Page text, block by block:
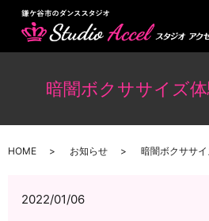
暗闇ボクササイズ
HOME お知らせ 暗闇ボクササ
2022/01/06